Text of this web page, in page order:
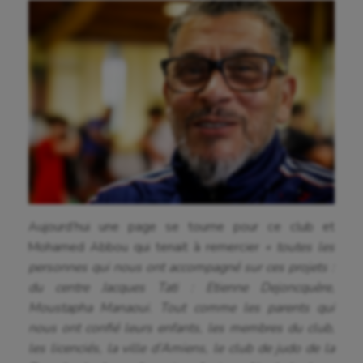
Equitation
Escalade
Fitness
Flag football
Football américain
Futsal
Golf
Gymnastique
Gymnastique rythmique
Haltérophilie
Aujourd’hui une page se tourne pour ce club et
Mohamed Abbou qui tenait à remercier
« toutes les
personnes qui nous ont accompagné sur ces projets :
du centre Jacques Tati : Etienne Dejoncquère,
Moustapha Manaoui. Tout comme les parents qui
nous ont confié leurs enfants, les membres du club,
les licenciés, la ville d’Amiens, le club de judo de la